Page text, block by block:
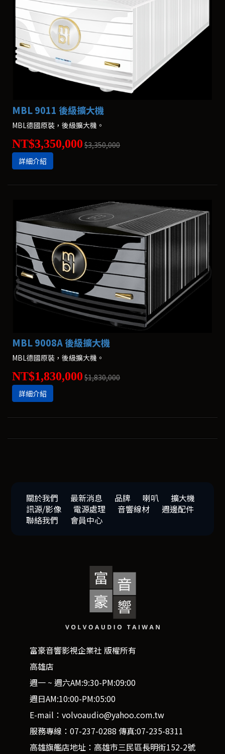
MBL 9011 後級擴大機
MBL德國原裝，後級擴大機。
NT$3,350,000 $3,350,000
詳細介紹
MBL 9008A 後級擴大機
MBL德國原裝，後級擴大機。
NT$1,830,000 $1,830,000
詳細介紹
關於我們 最新消息 品牌 喇叭
擴大機
訊源/影像
電源處理 音響線材
週邊配件
聯絡我們
會員中心
富豪音響影視企業社 版權所有
高雄店
週一 ~ 週六AM:9:30-PM:09:00
週日AM:10:00-PM:05:00
E-mail：volvoaudio@yahoo.com.tw
服務專線：07-237-0288 傳真:07-235-8311
高雄旗艦店地址：高雄市三民區長明街152-2號